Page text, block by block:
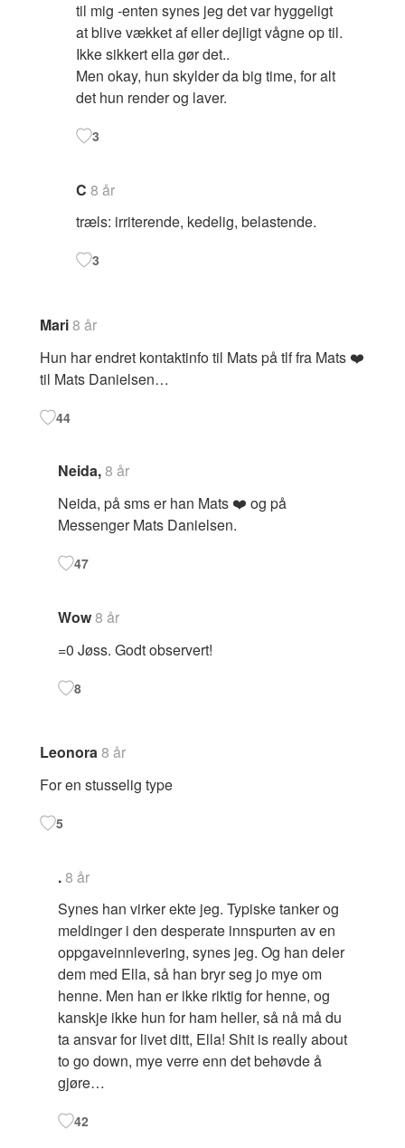
til mig -enten synes jeg det var hyggeligt
at blive vækket af eller dejligt vågne op til.
Ikke sikkert ella gør det..
Men okay, hun skylder da big time, for alt
det hun render og laver.
3
C 8 år
træls: irriterende, kedelig, belastende.
3
Mari8 år
Hun har endret kontaktinfo til Mats på tlf fra Mats ❤️
til Mats Danielsen…
44
Neida,8 år
Neida, på sms er han Mats ❤️ og på
Messenger Mats Danielsen.
47
Wow8 år
=0 Jøss. Godt observert!
8
Leonora8 år
For en stusselig type
5
.8 år
Synes han virker ekte jeg. Typiske tanker og
meldinger i den desperate innspurten av en
oppgaveinnlevering, synes jeg. Og han deler
dem med Ella, så han bryr seg jo mye om
henne. Men han er ikke riktig for henne, og
kanskje ikke hun for ham heller, så nå må du
ta ansvar for livet ditt, Ella! Shit is really about
to go down, mye verre enn det behøvde å
gjøre…
42